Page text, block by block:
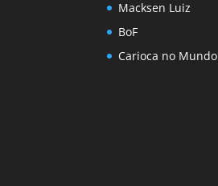
Macksen Luiz
BoF
Carioca no Mundo